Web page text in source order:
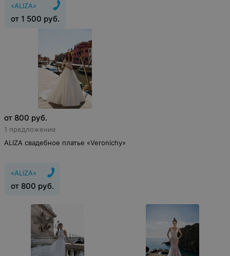
«ALIZA»
от 1 500 руб.
от 800 руб.
1 предложение
ALIZA свадебное платье «Veronichy»
«ALIZA»
от 800 руб.